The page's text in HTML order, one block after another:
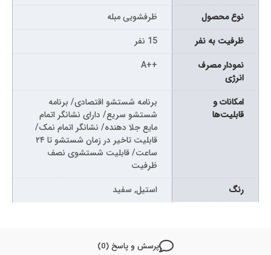
پرسش و پاسخ (0)
نوع محصول
ظرفشویی مبله
ظرفیت به نفر
15 نفر
نمودار مصرف
انرژی
++A
امکانات و
قابلیت‌ها
برنامه شستشو اقتصادی/ برنامه
شستشو سریع/ دارای نشانگر اتمام
مایع جلا دهنده/ نشانگر اتمام نمک/
قابلیت تاخیر در زمان شستشو تا ۲۴
ساعت/ قابلیت شستشوی نصف
ظرفیت
رنگ
استیل, سفید